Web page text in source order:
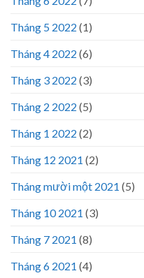
Tháng 5 2022 (1)
Tháng 4 2022 (6)
Tháng 3 2022 (3)
Tháng 2 2022 (5)
Tháng 1 2022 (2)
Tháng 12 2021 (2)
Tháng mười một 2021 (5)
Tháng 10 2021 (3)
Tháng 7 2021 (8)
Tháng 6 2021 (4)